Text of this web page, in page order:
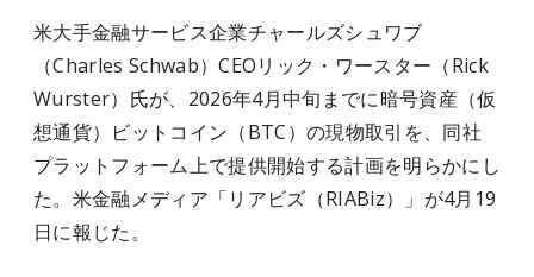
米大手金融サービス企業チャールズシュワブ
（Charles Schwab）CEOリック・ワースター（Rick
Wurster）氏が、2026年4月中旬までに暗号資産（仮
想通貨）ビットコイン（BTC）の現物取引を、同社
プラットフォーム上で提供開始する計画を明らかにし
た。米金融メディア「リアビズ（​RIABiz）」が4月19
日に報じた。